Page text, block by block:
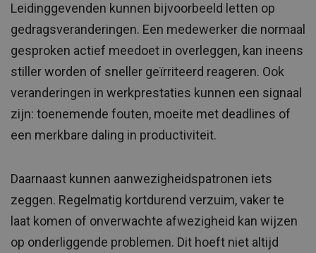
Leidinggevenden kunnen bijvoorbeeld letten op
gedragsveranderingen. Een medewerker die normaal
gesproken actief meedoet in overleggen, kan ineens
stiller worden of sneller geïrriteerd reageren. Ook
veranderingen in werkprestaties kunnen een signaal
zijn: toenemende fouten, moeite met deadlines of
een merkbare daling in productiviteit.
Daarnaast kunnen aanwezigheidspatronen iets
zeggen. Regelmatig kortdurend verzuim, vaker te
laat komen of onverwachte afwezigheid kan wijzen
op onderliggende problemen. Dit hoeft niet altijd